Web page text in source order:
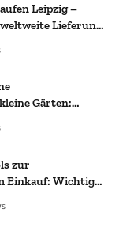
Leipzig –
Lieferung
Gärten:
m² wirklich
zur
Einkauf: Wichtige
achten sollten